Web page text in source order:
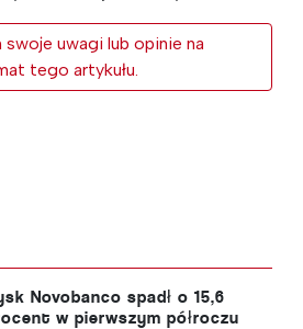
swoje uwagi lub opinie na
tego artykułu.
Novobanco spadł o 15,6
w pierwszym półroczu